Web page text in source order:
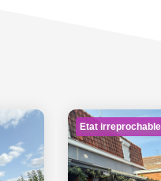
Etat irreprochable